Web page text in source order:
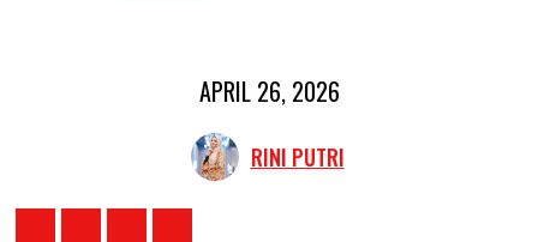
APRIL 26, 2026
RINI PUTRI